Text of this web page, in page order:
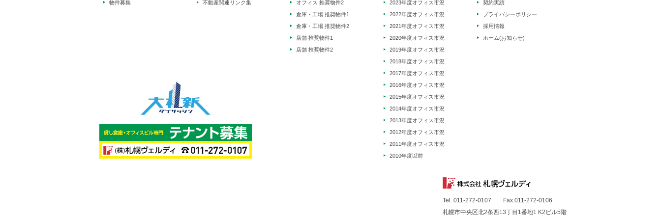
物件募集 不動産関連リンク集
オフィス 推奨物件2
倉庫・工場 推奨物件1
倉庫・工場 推奨物件2
店舗 推奨物件1
店舗 推奨物件2
2023年度オフィス市況
2022年度オフィス市況
2021年度オフィス市況
2020年度オフィス市況
2019年度オフィス市況
2018年度オフィス市況
2017年度オフィス市況
2016年度オフィス市況
2015年度オフィス市況
2014年度オフィス市況
2013年度オフィス市況
2012年度オフィス市況
2011年度オフィス市況
2010年度以前
契約実績
プライバシーポリシー
採用情報
ホーム(お知らせ)
Tel. 011-272-0107 Fax.011-272-0106
札幌市中央区北2条西13丁目1番地1 K2ビル5階